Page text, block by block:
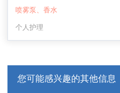
喷雾泵、香水
个人护理
您可能感兴趣的其他信息